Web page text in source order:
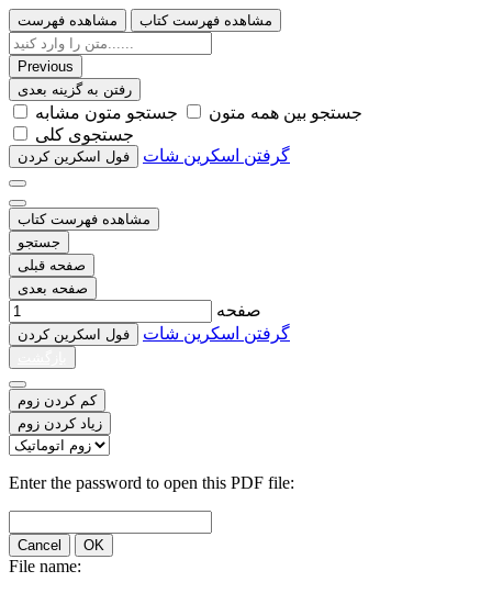
مشاهده فهرست مشاهده فهرست کتاب
Previous
رفتن به گزینه بعدی
ﺟﺴﺘﺠﻮ ﺑﯿﻦ ﻫﻤﻪ ﻣﺘﻮﻥ
ﺟﺴﺘﺠﻮ ﻣﺘﻮﻥ ﻣﺸﺎﺑﻪ
ﺟﺴﺘﺠﻮﯼ ﮐﻠﯽ
ﻓﻮﻝ اﺳﮑﺮﯾﻦ ﮐﺮﺩﻥ گرفتن اسکرین شات
مشاهده فهرست کتاب
جستجو
صفحه قبلی
صفحه بعدی
صفحه
ﻓﻮﻝ اﺳﮑﺮﯾﻦ ﮐﺮﺩﻥ گرفتن اسکرین شات
کم کردن زوم
زیاد کردن زوم
Enter the password to open this PDF file:
Cancel OK
File name: